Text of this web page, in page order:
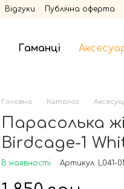
Відгуки Публічна оферта
Гаманці
Головна Каталог
Парасолька
Birdcage-1
В наявності Артикул: L041-